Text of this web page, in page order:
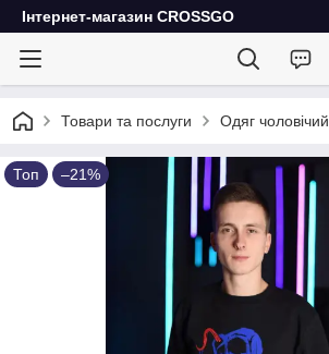
Інтернет-магазин CROSSGO
Товари та послуги Одяг чоловічий
Топ –21%